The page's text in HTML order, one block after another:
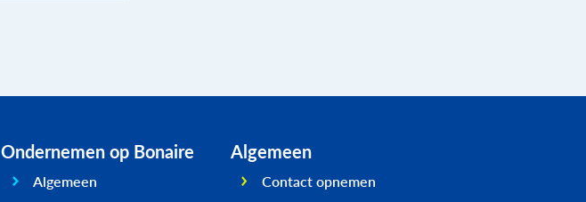
Ondernemen op Bonaire
Algemeen
Algemeen
Contact opnemen